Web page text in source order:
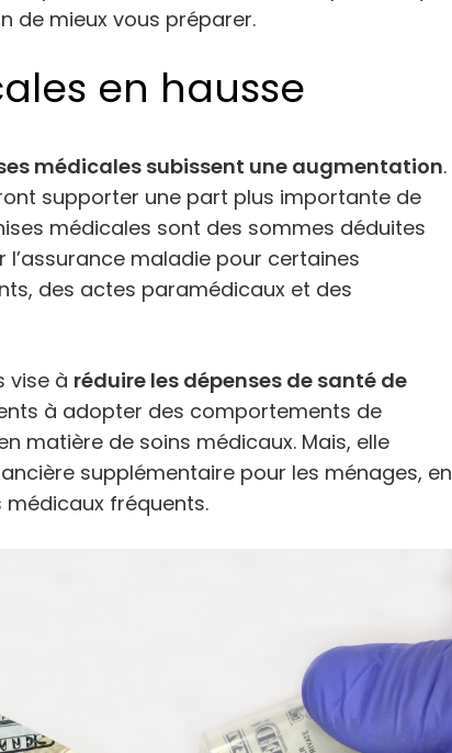
de mieux vous préparer.
en hausse
médicales subissent une augmentation.
supporter une part plus importante de
médicales sont des sommes déduites
maladie pour certaines
des actes paramédicaux et des
vise à réduire les dépenses de santé de
à adopter des comportements de
matière de soins médicaux. Mais, elle
supplémentaire pour les ménages, en
fréquents.